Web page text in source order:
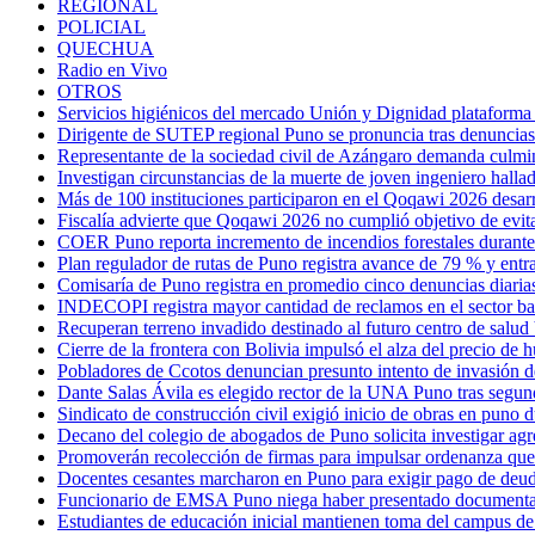
REGIONAL
POLICIAL
QUECHUA
Radio en Vivo
OTROS
Servicios higiénicos del mercado Unión y Dignidad
Dirigente de SUTEP regional Puno se pronuncia tras
Representante de la sociedad civil de Azángaro demanda
Investigan circunstancias de la muerte de joven ingeniero
Más de 100 instituciones participaron en el Qoqawi 2026
Fiscalía advierte que Qoqawi 2026 no cumplió objetivo de
COER Puno reporta incremento de incendios forestales
Plan regulador de rutas de Puno registra avance de 79 % y
Comisaría de Puno registra en promedio cinco denuncias
INDECOPI registra mayor cantidad de reclamos en el sector
Recuperan terreno invadido destinado al futuro centro de
Cierre de la frontera con Bolivia impulsó el alza del precio de
Pobladores de Ccotos denuncian presunto intento de invasión
Dante Salas Ávila es elegido rector de la UNA Puno tras
Sindicato de construcción civil exigió inicio de obras en puno
Decano del colegio de abogados de Puno solicita investigar
Promoverán recolección de firmas para impulsar ordenanza
Docentes cesantes marcharon en Puno para exigir pago de
Funcionario de EMSA Puno niega haber presentado
Estudiantes de educación inicial mantienen toma del campus